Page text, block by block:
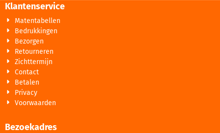
Klantenservice
Matentabellen
Bedrukkingen
Bezorgen
Retourneren
Zichttermijn
Contact
Betalen
Privacy
Voorwaarden
Bezoekadres